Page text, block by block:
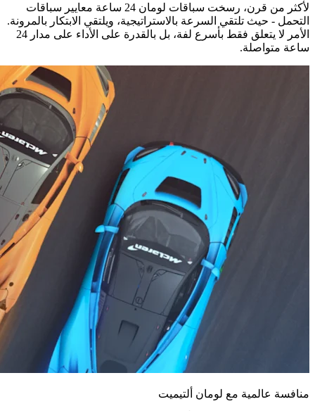
لأكثر من قرن، رسخت سباقات لومان 24 ساعة معايير سباقات
التحمل - حيث تلتقي السرعة بالاستراتيجية، ويلتقي الابتكار بالمرونة.
الأمر لا يتعلق فقط بأسرع لفة، بل بالقدرة على الأداء على مدار 24
ساعة متواصلة.
منافسة عالمية مع لومان ألتيميت